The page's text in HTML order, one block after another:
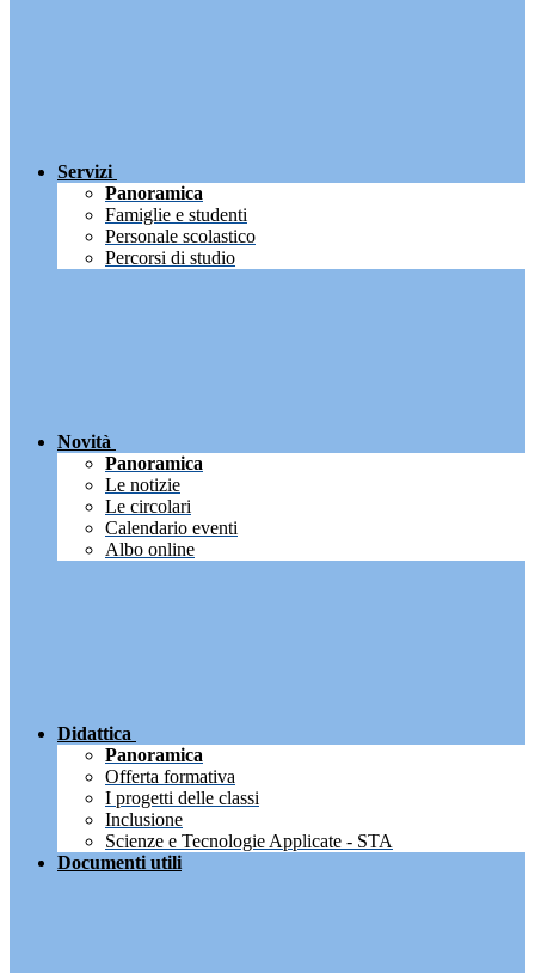
Servizi
Panoramica
Famiglie e studenti
Personale scolastico
Percorsi di studio
Novità
Panoramica
Le notizie
Le circolari
Calendario eventi
Albo online
Didattica
Panoramica
Offerta formativa
I progetti delle classi
Inclusione
Scienze e Tecnologie Applicate - STA
Documenti utili